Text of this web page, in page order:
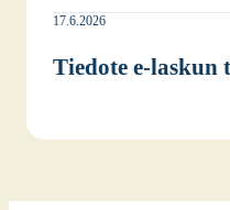
17.6.2026
Tie­do­te e‑laskun